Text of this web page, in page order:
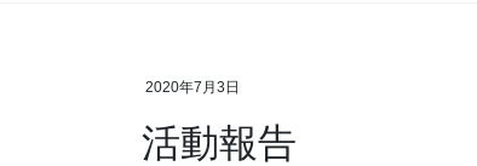
2020年7月3日
活動報告